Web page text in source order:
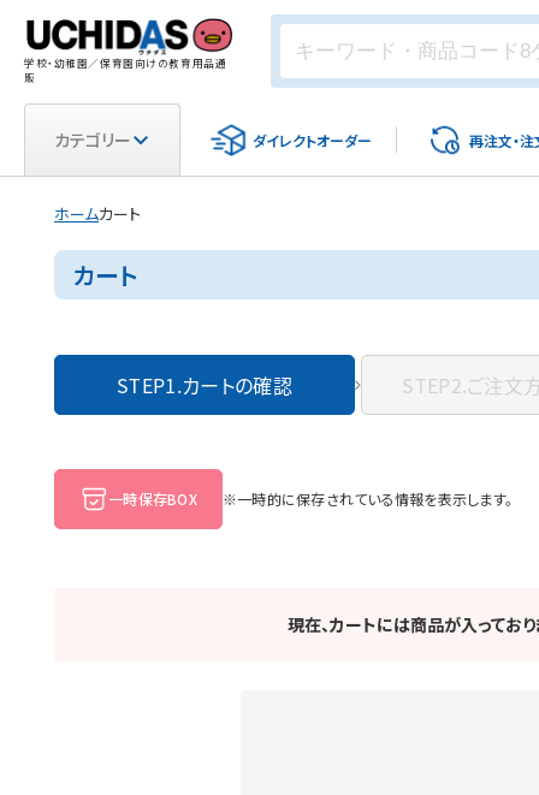
学校・幼稚園／保育園向けの教育用品通
販
カテゴリー ダイレクトオーダー 再注文・注
ホームカート
カート
STEP1.カートの確認 STEP2.ご注文
一時保存BOX ※一時的に保存されている情報を表示します。
現在、カートには商品が入ってお